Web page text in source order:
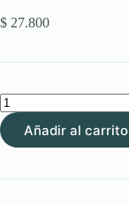
$ 27.800
Total
F®LC
Hasta
20
–
Añadir al carrito